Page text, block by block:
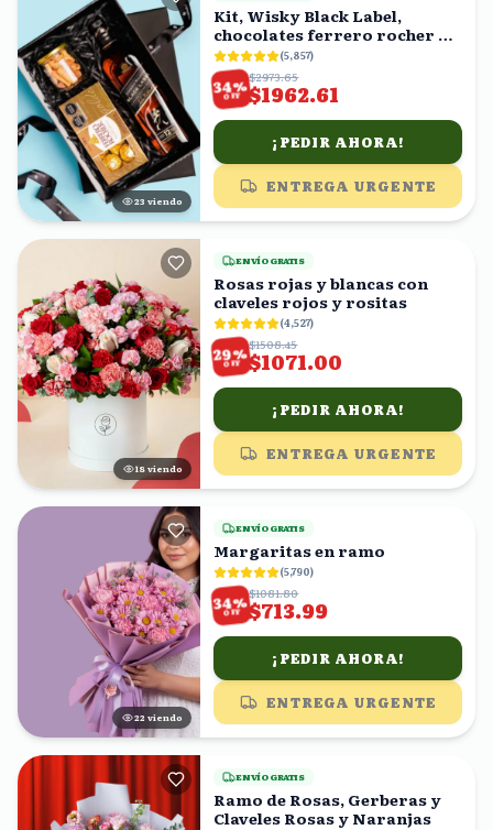
23 viendo
Kit, Wisky Black Label,
chocolates ferrero rocher y
cacahuates en caja
(5,857)
34%
OFF
$2973.65
$1962.61
¡PEDIR AHORA!
ENTREGA URGENTE
19 viendo
ENVÍO GRATIS
Rosas rojas y blancas con
claveles rojos y rositas
(4,527)
29%
OFF
$1508.45
$1071.00
¡PEDIR AHORA!
ENTREGA URGENTE
22 viendo
ENVÍO GRATIS
Margaritas en ramo
(5,790)
34%
OFF
$1081.80
$713.99
¡PEDIR AHORA!
ENTREGA URGENTE
ENVÍO GRATIS
Ramo de Rosas, Gerberas y
Claveles Rosas y Naranjas